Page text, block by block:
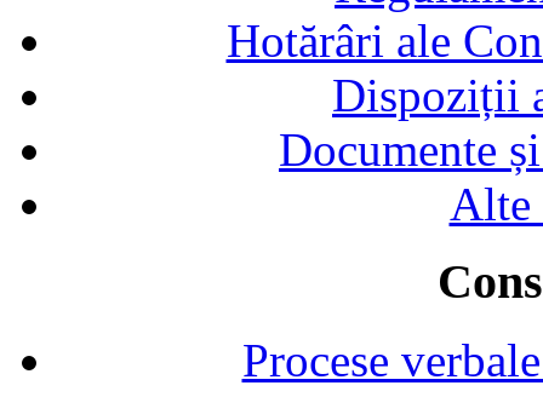
Hotărâri ale
Dispoziții
Documente
Alte
Procese